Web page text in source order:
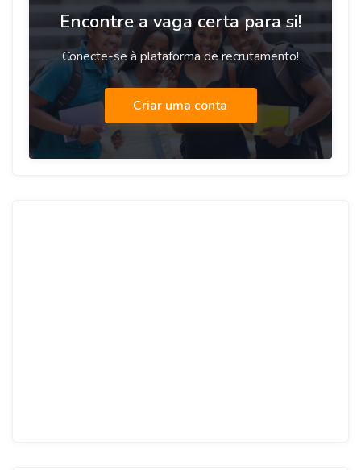
Encontre a vaga certa para si!
Conecte-se à plataforma de recrutamento!
Criar uma conta